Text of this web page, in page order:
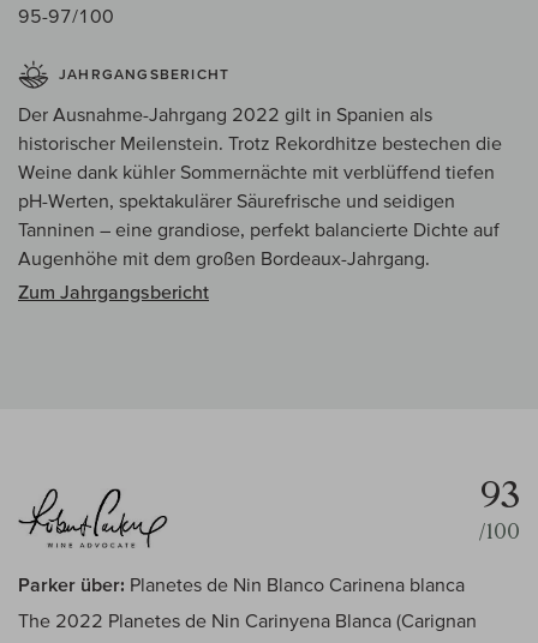
95-97/100
JAHRGANGSBERICHT
Der Ausnahme-Jahrgang 2022 gilt in Spanien als
historischer Meilenstein. Trotz Rekordhitze bestechen die
Weine dank kühler Sommernächte mit verblüffend tiefen
pH-Werten, spektakulärer Säurefrische und seidigen
Tanninen – eine grandiose, perfekt balancierte Dichte auf
Augenhöhe mit dem großen Bordeaux-Jahrgang.
Zum Jahrgangsbericht
93
/100
Parker über: Planetes de Nin Blanco Carinena blanca
The 2022 Planetes de Nin Carinyena Blanca (Carignan